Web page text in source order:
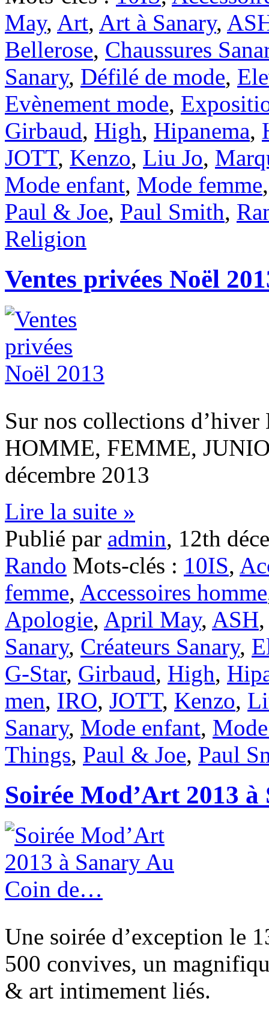
May, Art, Art à Sanary,
Bellerose, Chaussures
Sanary, Défilé de mode,
Evènement mode,
Girbaud, High, Hipanema,
JOTT, Kenzo, Liu Jo,
Mode enfant, Mode femme
Paul & Joe, Paul Smith,
Religion
Ventes privées Noël
Sur nos collections
HOMME, FEMME,
décembre 2013
Lire la suite »
Publié par admin, 12th
Rando Mots-clés : 10IS,
femme, Accessoires homme
Apologie, April May, ASH,
Sanary, Créateurs Sanary,
G-Star, Girbaud, High,
men, IRO, JOTT, Kenzo,
Sanary, Mode enfant,
Things, Paul & Joe, Paul
Soirée Mod’Art 2013
Une soirée d’exception le
500 convives, un
& art intimement liés.